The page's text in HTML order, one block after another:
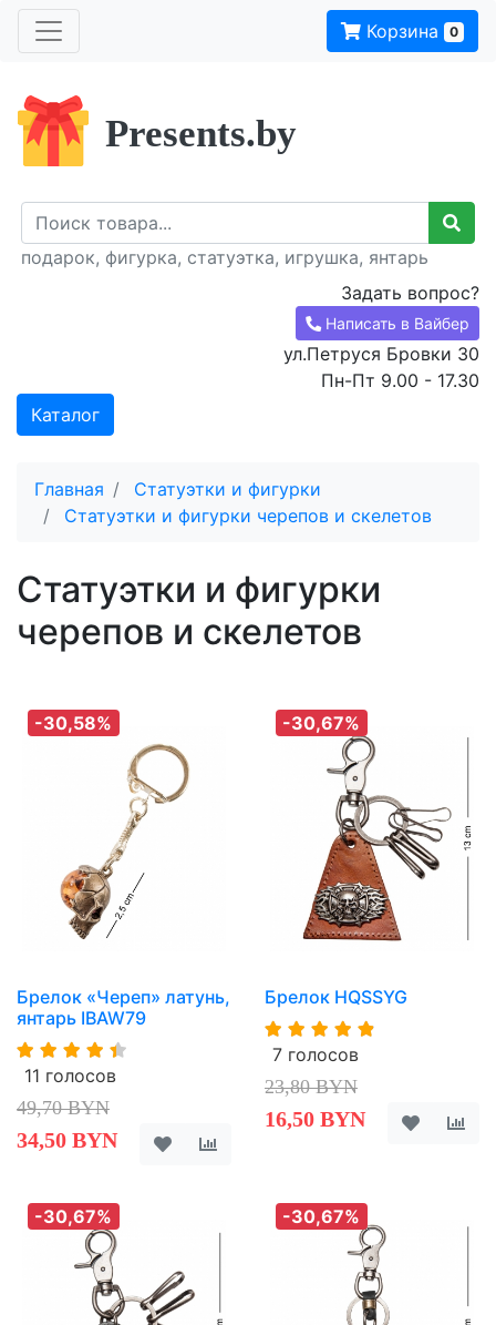
Корзина 0
Presents.by
подарок, фигурка, статуэтка, игрушка, янтарь
Задать вопрос?
Написать в Вайбер
ул.Петруся Бровки 30
Пн-Пт 9.00 - 17.30
Каталог
Главная
Статуэтки и фигурки
Статуэтки и фигурки черепов и скелетов
Статуэтки и фигурки
черепов и скелетов
-30,58%
Брелок «Череп» латунь,
янтарь IBAW79
11 голосов
49,70 BYN
34,50 BYN
-30,67%
Брелок HQSSYG
7 голосов
23,80 BYN
16,50 BYN
-30,67% -30,67%